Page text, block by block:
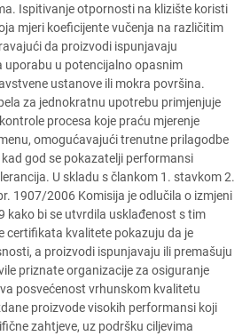
Ispitivanje otpornosti na klizište koristi
mjeri koeficijente vučenja na različitim
da proizvodi ispunjavaju
uporabu u potencijalno opasnim
ustanove ili mokra površina.
za jednokratnu upotrebu primjenjuje
procesa koje praću mjerenje
omogućavajući trenutne prilagodbe
god se pokazatelji performansi
U skladu s člankom 1. stavkom 2.
1907/2006 Komisija je odlučila o izmjeni
kako bi se utvrdila usklađenost s tim
certifikata kvalitete pokazuju da je
a proizvodi ispunjavaju ili premašuju
priznate organizacije za osiguranje
posvećenost vrhunskom kvalitetu
proizvode visokih performansi koji
zahtjeve, uz podršku ciljevima